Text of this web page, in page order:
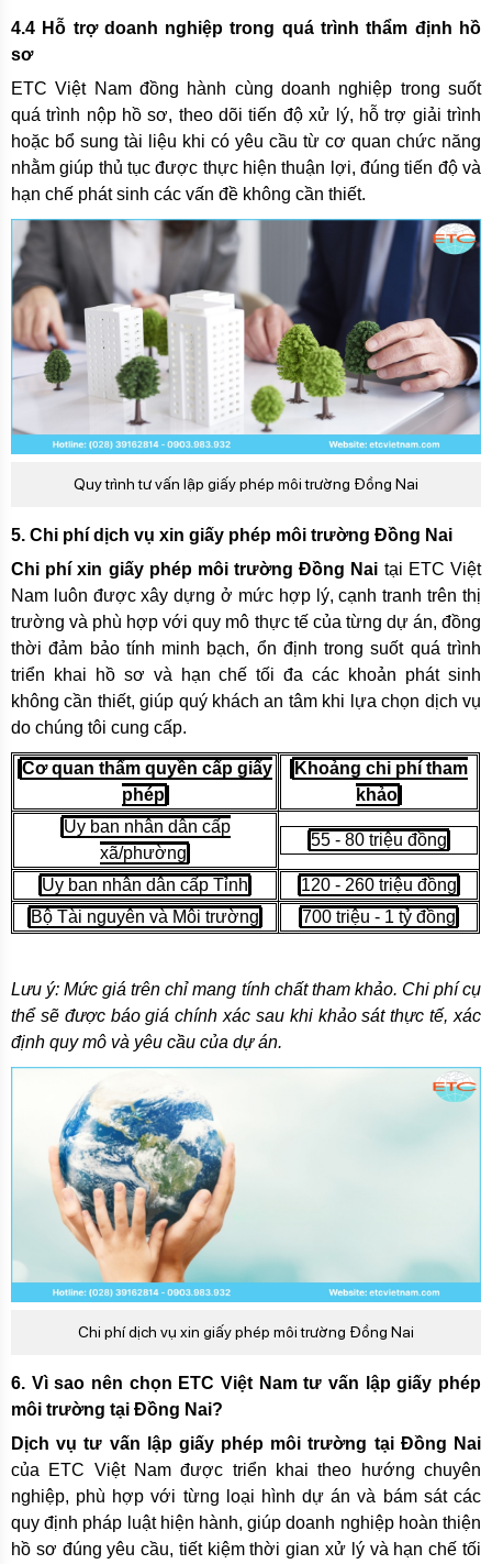
4.4 Hỗ trợ doanh nghiệp trong quá trình thẩm định hồ
sơ
ETC Việt Nam đồng hành cùng doanh nghiệp trong suốt
quá trình nộp hồ sơ, theo dõi tiến độ xử lý, hỗ trợ giải trình
hoặc bổ sung tài liệu khi có yêu cầu từ cơ quan chức năng
nhằm giúp thủ tục được thực hiện thuận lợi, đúng tiến độ và
hạn chế phát sinh các vấn đề không cần thiết.
Quy trình tư vấn lập giấy phép môi trường Đồng Nai
5. Chi phí dịch vụ xin giấy phép môi trường Đồng Nai
Chi phí xin giấy phép môi trường Đồng Nai tại ETC Việt
Nam luôn được xây dựng ở mức hợp lý, cạnh tranh trên thị
trường và phù hợp với quy mô thực tế của từng dự án, đồng
thời đảm bảo tính minh bạch, ổn định trong suốt quá trình
triển khai hồ sơ và hạn chế tối đa các khoản phát sinh
không cần thiết, giúp quý khách an tâm khi lựa chọn dịch vụ
do chúng tôi cung cấp.
Cơ quan thẩm quyền cấp giấy
phép
Khoảng chi phí tham
khảo
Ủy ban nhân dân cấp
xã/phường
55 - 80 triệu đồng
Ủy ban nhân dân cấp Tỉnh
120 - 260 triệu đồng
Bộ Tài nguyên và Môi trường
700 triệu - 1 tỷ đồng
Lưu ý: Mức giá trên chỉ mang tính chất tham khảo. Chi phí cụ
thể sẽ được báo giá chính xác sau khi khảo sát thực tế, xác
định quy mô và yêu cầu của dự án.
Chi phí dịch vụ xin giấy phép môi trường Đồng Nai
6. Vì sao nên chọn ETC Việt Nam tư vấn lập giấy phép
môi trường tại Đồng Nai?
Dịch vụ tư vấn lập giấy phép môi trường tại Đồng Nai
của ETC Việt Nam được triển khai theo hướng chuyên
nghiệp, phù hợp với từng loại hình dự án và bám sát các
quy định pháp luật hiện hành, giúp doanh nghiệp hoàn thiện
hồ sơ đúng yêu cầu, tiết kiệm thời gian xử lý và hạn chế tối